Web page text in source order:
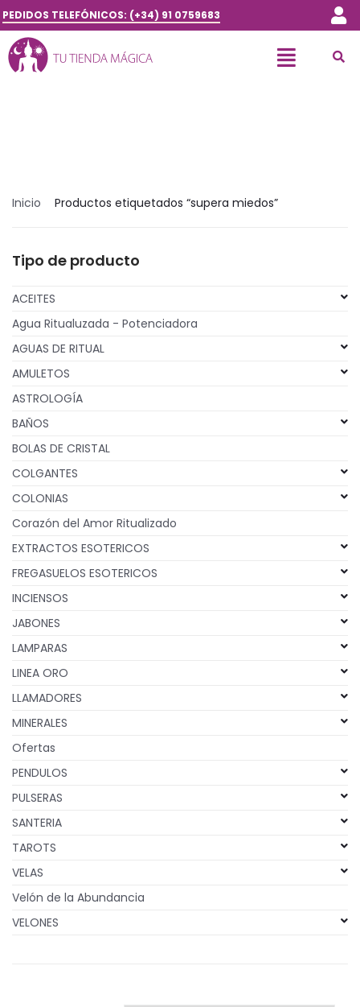
PEDIDOS TELEFÓNICOS: (+34) 91 0759683
Inicio Productos etiquetados “supera miedos”
Tipo de producto
ACEITES
Agua Ritualuzada - Potenciadora
AGUAS DE RITUAL
AMULETOS
ASTROLOGÍA
BAÑOS
BOLAS DE CRISTAL
COLGANTES
COLONIAS
Corazón del Amor Ritualizado
EXTRACTOS ESOTERICOS
FREGASUELOS ESOTERICOS
INCIENSOS
JABONES
LAMPARAS
LINEA ORO
LLAMADORES
MINERALES
Ofertas
PENDULOS
PULSERAS
SANTERIA
TAROTS
VELAS
Velón de la Abundancia
VELONES